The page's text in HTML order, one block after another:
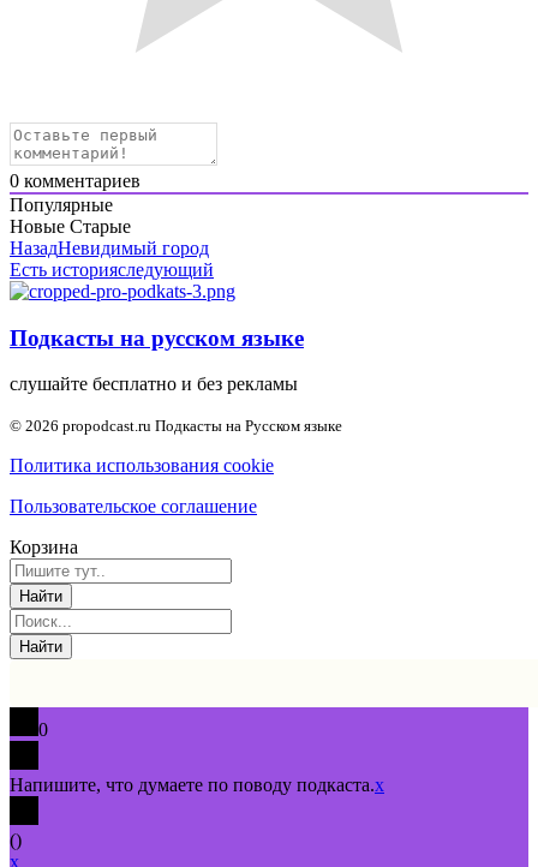
0 комментариев
Популярные
Новые Старые
НазадНевидимый город
Есть историяследующий
Подкасты на русском языке
слушайте бесплатно и без рекламы
© 2026 propodcast.ru Подкасты на Русском языке
Политика использования cookie
Пользовательское соглашение
Корзина
0
Напишите, что думаете по поводу подкаста.x
()
x